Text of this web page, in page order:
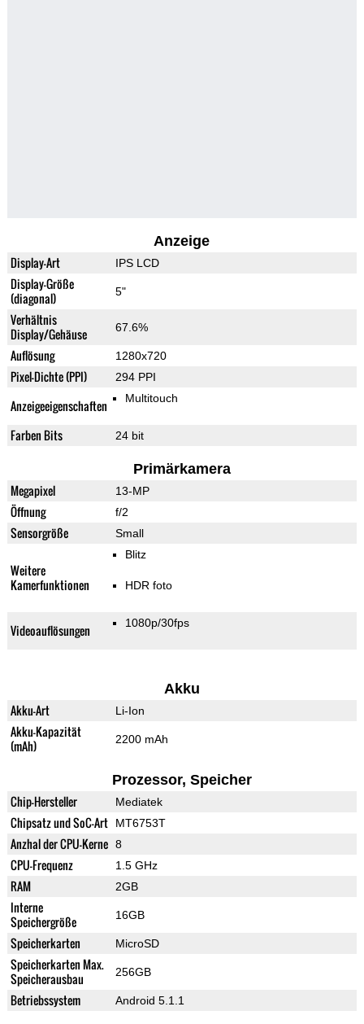
Anzeige
Display-Art IPS LCD
Display-Größe
(diagonal)
5"
Verhältnis
Display/Gehäuse
67.6%
Auflösung 1280x720
Pixel-Dichte (PPI) 294 PPI
Anzeigeeigenschaften Multitouch
Farben Bits 24 bit
Primärkamera
Megapixel 13-MP
Öffnung f/2
Sensorgröße Small
Weitere
Kamerfunktionen
Blitz
HDR foto
Videoauflösungen 1080p/30fps
Akku
Akku-Art Li-Ion
Akku-Kapazität
(mAh)
2200 mAh
Prozessor, Speicher
Chip-Hersteller Mediatek
Chipsatz und SoC-Art MT6753T
Anzhal der CPU-Kerne 8
CPU-Frequenz 1.5 GHz
RAM 2GB
Interne
Speichergröße
16GB
Speicherkarten MicroSD
Speicherkarten Max.
Speicherausbau
256GB
Betriebssystem Android 5.1.1